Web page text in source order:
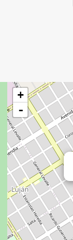
+
-